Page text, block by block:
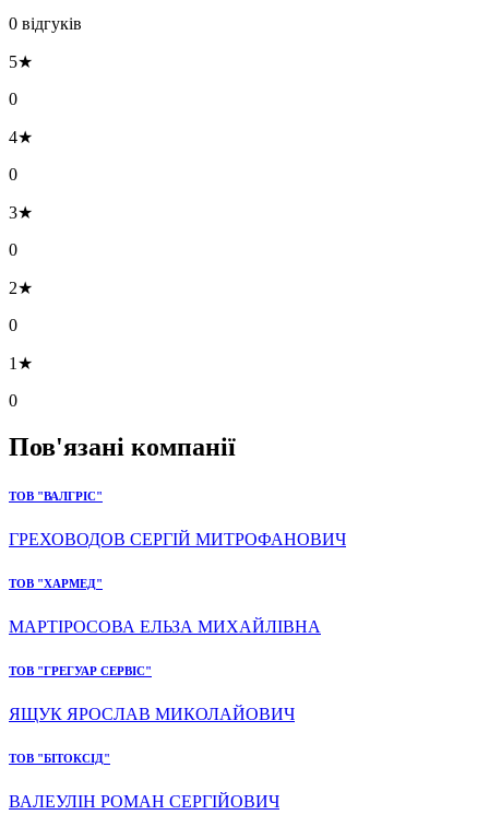
0 відгуків
5★
0
4★
0
3★
0
2★
0
1★
0
Пов'язані компанії
ТОВ "ВАЛГРІС"
ГРЕХОВОДОВ СЕРГІЙ МИТРОФАНОВИЧ
ТОВ "ХАРМЕД"
МАРТІРОСОВА ЕЛЬЗА МИХАЙЛІВНА
ТОВ "ГРЕГУАР СЕРВІС"
ЯЩУК ЯРОСЛАВ МИКОЛАЙОВИЧ
ТОВ "БІТОКСІД"
ВАЛЕУЛІН РОМАН СЕРГІЙОВИЧ